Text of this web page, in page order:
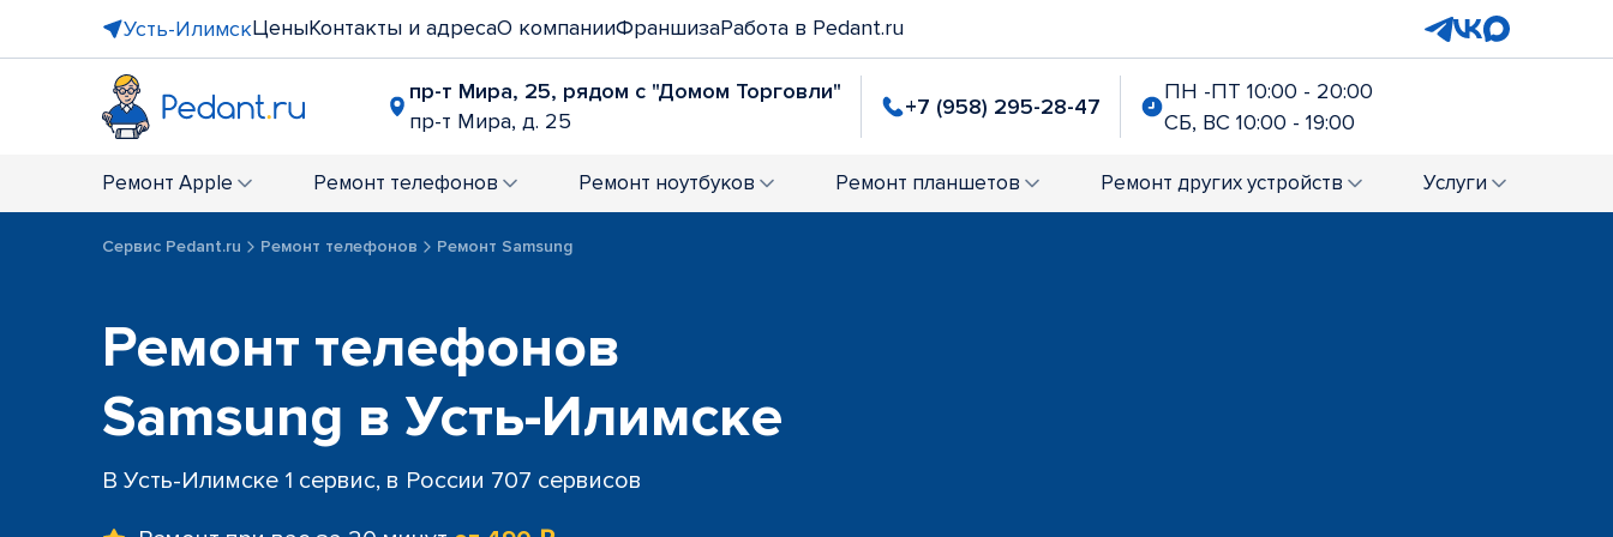
Усть-ИлимскЦеныКонтакты и адресаО компанииФраншизаРабота в Pedant.ru
пр-т Мира, 25, рядом с "Домом Торговли"
пр-т Мира, д. 25
+7 (958) 295-28-47
ПН -ПТ 10:00 - 20:00
СБ, ВС 10:00 - 19:00
Ремонт Apple Ремонт телефонов Ремонт ноутбуков Ремонт планшетов Ремонт других устройств Услуги
Сервис Pedant.ru Ремонт телефонов Ремонт Samsung
Ремонт телефонов
Samsung в Усть-Илимске
В Усть-Илимске 1 сервис, в России 707 сервисов